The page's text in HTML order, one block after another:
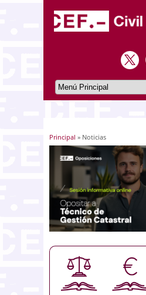
Usted está aquí
Principal » Noticias